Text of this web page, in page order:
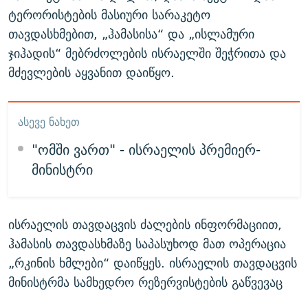
ტერორისტების მასიური სარაკეტო
თავდასხმებით, „ჰამასისა“ და „ისლამური
ჯიჰადის“ მებრძოლების ისრაელში შეჭრითა და
მძევლების აყვანით დაიწყო.
ᲐᲡᲔᲕᲔ ᲜᲐᲮᲔᲗ
"ომში ვართ" - ისრაელის პრემიერ-
მინისტრი
ისრაელის თავდაცვის ძალების ინფორმაციით,
ჰამასის თავდასხმაზე საპასუხოდ მათ ოპერაცია
„რკინის ხმლები“ დაიწყეს. ისრაელის თავდაცვის
მინისტრმა სამხედრო რეზერვისტების გაწვევაც